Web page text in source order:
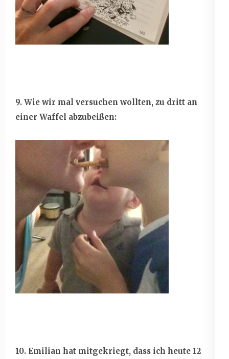
9. Wie wir mal versuchen wollten, zu dritt an
einer Waffel abzubeißen:
10. Emilian hat mitgekriegt, dass ich heute 12